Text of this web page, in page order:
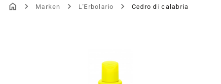
Marken L'Erbolario Cedro di calabria